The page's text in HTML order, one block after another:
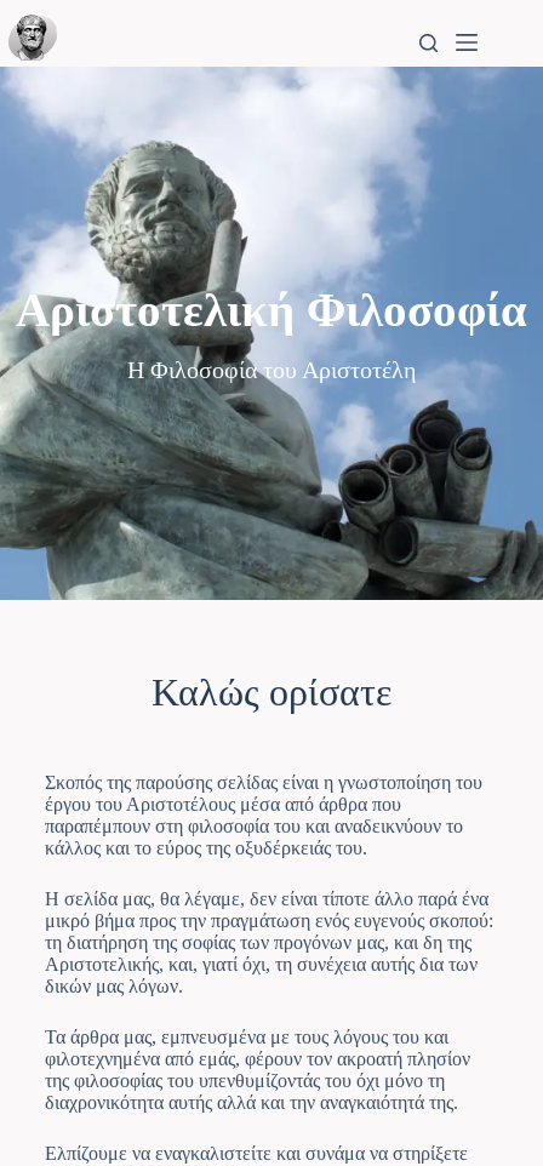
Αριστοτελική Φιλοσοφία
Η Φιλοσοφία του Αριστοτέλη
Καλώς ορίσατε
Σκοπός της παρούσης σελίδας είναι η γνωστοποίηση του
έργου του Αριστοτέλους μέσα από άρθρα που
παραπέμπουν στη φιλοσοφία του και αναδεικνύουν το
κάλλος και το εύρος της οξυδέρκειάς του.
Η σελίδα μας, θα λέγαμε, δεν είναι τίποτε άλλο παρά ένα
μικρό βήμα προς την πραγμάτωση ενός ευγενούς σκοπού:
τη διατήρηση της σοφίας των προγόνων μας, και δη της
Αριστοτελικής, και, γιατί όχι, τη συνέχεια αυτής δια των
δικών μας λόγων.
Τα άρθρα μας, εμπνευσμένα με τους λόγους του και
φιλοτεχνημένα από εμάς, φέρουν τον ακροατή πλησίον
της φιλοσοφίας του υπενθυμίζοντάς του όχι μόνο τη
διαχρονικότητα αυτής αλλά και την αναγκαιότητά της.
Ελπίζουμε να εναγκαλιστείτε και συνάμα να στηρίξετε